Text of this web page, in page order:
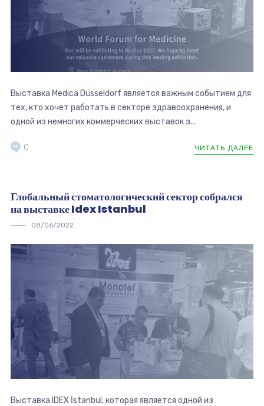
Выставка Medica Düsseldorf является важным событием для
тех, кто хочет работать в секторе здравоохранения, и
одной из немногих коммерческих выставок з...
ЧИТАТЬ ДАЛЕЕ
0
Глобальный стоматологический сектор собрался
на выставке Idex Istanbul
08/06/2022
Выставка IDEX İstanbul, которая является одной из